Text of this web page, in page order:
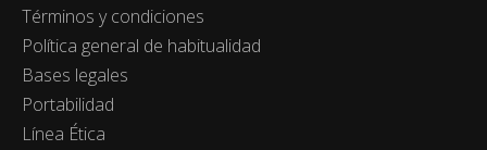
Términos y condiciones
Política general de habitualidad
Bases legales
Portabilidad
Línea Ética